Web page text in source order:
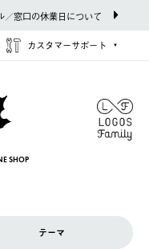
窓口の休業日について
カスタマーサポート
SHOP
テーマ